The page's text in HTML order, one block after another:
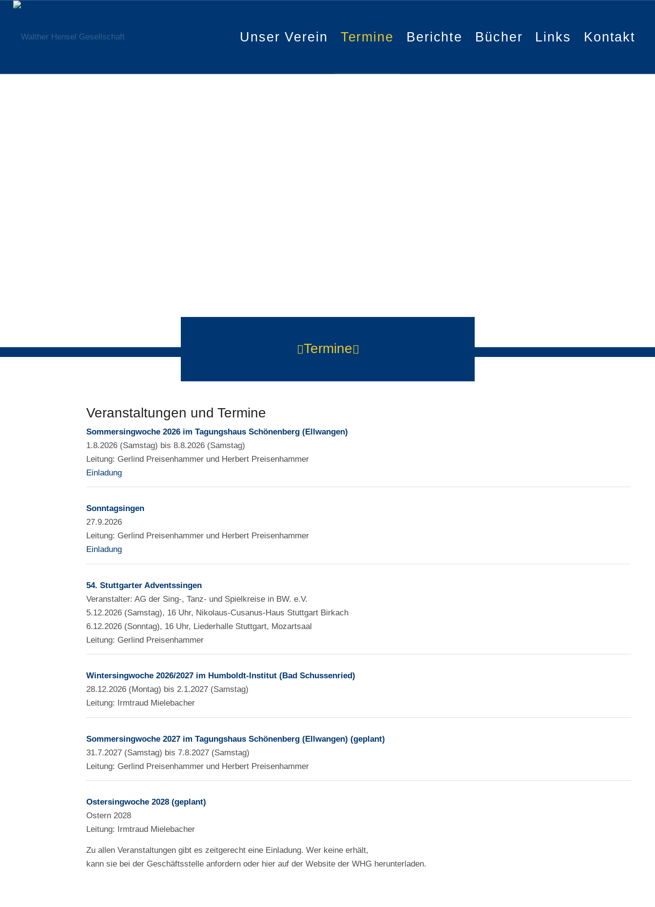
Unser Verein Termine Berichte Bücher Links Kontakt
Termine
Veranstaltungen und Termine
Sommersingwoche 2026 im Tagungshaus Schönenberg (Ellwangen)
1.8.2026 (Samstag) bis 8.8.2026 (Samstag)
Leitung: Gerlind Preisenhammer und Herbert Preisenhammer
Einladung
Sonntagsingen
27.9.2026
Leitung: Gerlind Preisenhammer und Herbert Preisenhammer
Einladung
54. Stuttgarter Adventssingen
Veranstalter: AG der Sing-, Tanz- und Spielkreise in BW. e.V.
5.12.2026 (Samstag), 16 Uhr, Nikolaus-Cusanus-Haus Stuttgart Birkach
6.12.2026 (Sonntag), 16 Uhr, Liederhalle Stuttgart, Mozartsaal
Leitung: Gerlind Preisenhammer
Wintersingwoche 2026/2027 im Humboldt-Institut (Bad Schussenried)
28.12.2026 (Montag) bis 2.1.2027 (Samstag)
Leitung: Irmtraud Mielebacher
Sommersingwoche 2027 im Tagungshaus Schönenberg (Ellwangen) (geplant)
31.7.2027 (Samstag) bis 7.8.2027 (Samstag)
Leitung: Gerlind Preisenhammer und Herbert Preisenhammer
Ostersingwoche 2028 (geplant)
Ostern 2028
Leitung: Irmtraud Mielebacher
Zu allen Veranstaltungen gibt es zeitgerecht eine Einladung. Wer keine erhält,
kann sie bei der Geschäftsstelle anfordern oder hier auf der Website der WHG herunterladen.